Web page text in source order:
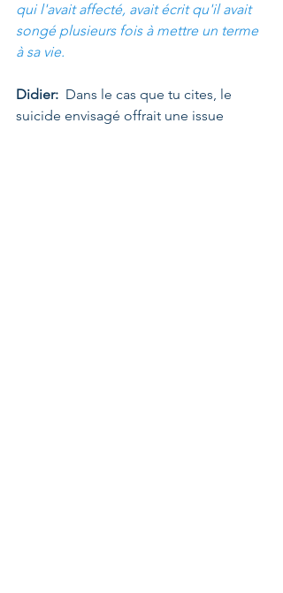
qui l'avait affecté, avait écrit qu'il avait
songé plusieurs fois à mettre un terme
à sa vie.
Didier: Dans le cas que tu cites, le
suicide envisagé offrait une issue